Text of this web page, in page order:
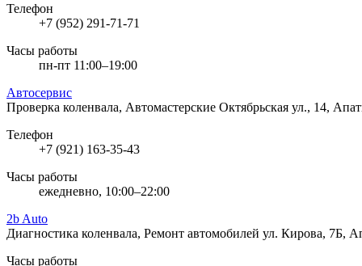
Телефон
+7 (952) 291-71-71
Часы работы
пн-пт 11:00–19:00
Автосервис
Проверка коленвала, Автомастерские Октябрьская ул., 14,
Телефон
+7 (921) 163-35-43
Часы работы
ежедневно, 10:00–22:00
2b Auto
Диагностика коленвала, Ремонт автомобилей ул. Кирова, 7Б,
Часы работы